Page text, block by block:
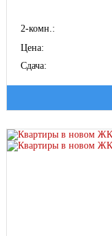
2-комн.:
Цена:
Сдача: